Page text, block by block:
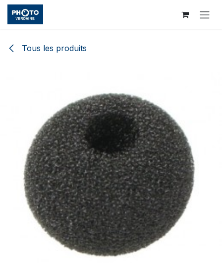
Se rendre au contenu
Tous les produits